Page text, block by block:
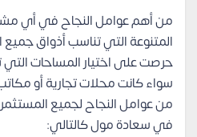
من أهم عوامل النجاح في أي
المتنوعة التي تناسب أذواق
حرصت على اختيار المساحات التي
سواء كانت محلات تجارية أو
من عوامل النجاح لجميع
في سعادة مول كالتالي: